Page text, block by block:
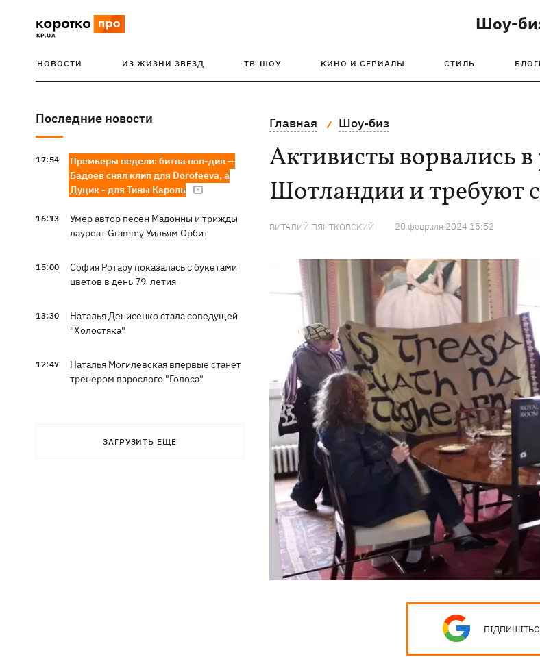
Шоу-
НОВОСТИ ИЗ ЖИЗНИ ЗВЕЗД ТВ-ШОУ КИНО И СЕРИАЛЫ СТИЛЬ
Последние новости
17:54
Премьеры недели: битва поп-див —
Бадоев снял клип для Dorofeeva, а
Дуцик - для Тины Кароль
16:13
Умер автор песен Мадонны и трижды
лауреат Grammy Уильям Орбит
15:00
София Ротару показалась с букетами
цветов в день 79-летия
13:30
Наталья Денисенко стала соведущей
"Холостяка"
12:47
Наталья Могилевская впервые станет
тренером взрослого "Голоса"
ЗАГРУЗИТЬ ЕЩЕ
Главная Шоу-биз
Активисты ворвались
Шотландии и требуют
ВИТАЛИЙ ПЯНТКОВСКИЙ 20 февраля 2024 15:52